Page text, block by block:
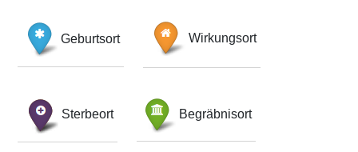
Geburtsort Wirkungsort
Sterbeort Begräbnisort